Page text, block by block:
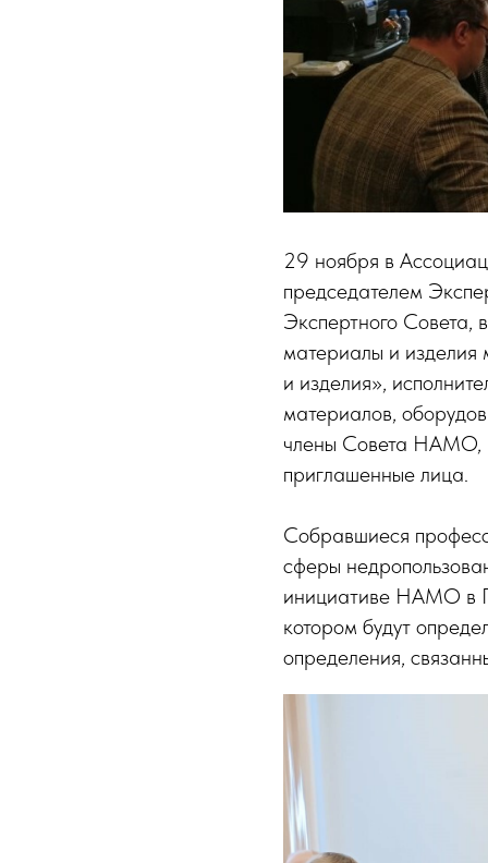
29 ноября в
председателем
Экспертного Совета,
материалы и
и изделия»,
материалов,
члены Совета НАМО,
приглашенные лица.
Собравшиеся
сферы
инициативе НАМО в
котором будут
определения,